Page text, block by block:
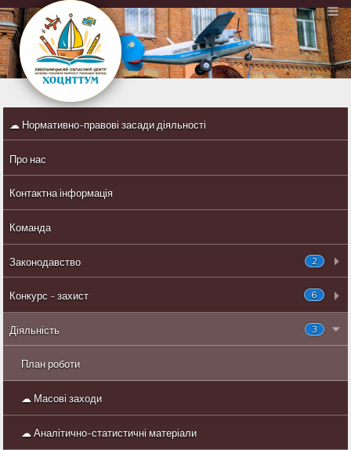
☁ Нормативно-правові засади діяльності
Про нас
Контактна інформація
Команда
2
Законодавство
6
Конкурс - захист
3
Діяльність
План роботи
☁ Масові заходи
☁ Аналітично-статистичні матеріали